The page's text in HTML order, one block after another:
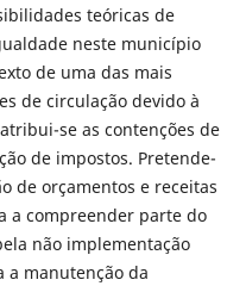
teóricas de
neste município
de uma das mais
de circulação devido à
se as contenções de
de impostos. Pretende-
de orçamentos e receitas
a compreender parte do
não implementação
a manutenção da